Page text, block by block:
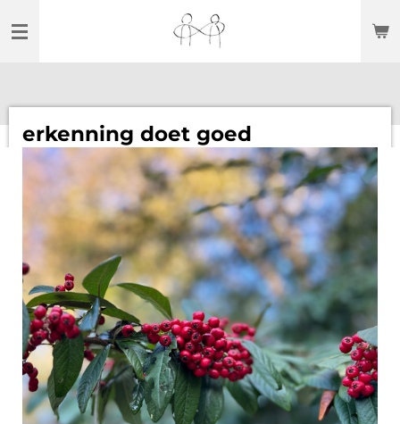
Ga
hoofdinhoud
erkenning doet goed